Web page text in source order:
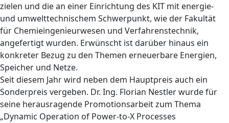
zielen und die an einer Einrichtung des KIT mit energie-
und umwelttechnischem Schwerpunkt, wie der Fakultät
für Chemieingenieurwesen und Verfahrenstechnik,
angefertigt wurden. Erwünscht ist darüber hinaus ein
konkreter Bezug zu den Themen erneuerbare Energien,
Speicher und Netze.
Seit diesem Jahr wird neben dem Hauptpreis auch ein
Sonderpreis vergeben. Dr. Ing. Florian Nestler wurde für
seine herausragende Promotionsarbeit zum Thema
„Dynamic Operation of Power-to-X Processes